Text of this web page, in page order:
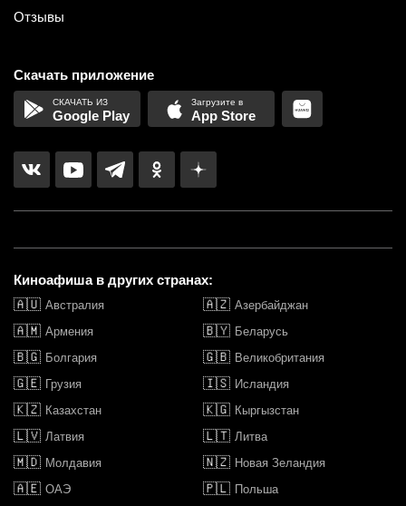
Отзывы
Скачать приложение
Google Play App Store
Киноафиша в других странах:
🇦🇺 Австралия 🇦🇿 Азербайджан
🇦🇲 Армения 🇧🇾 Беларусь
🇧🇬 Болгария 🇬🇧 Великобритания
🇬🇪 Грузия 🇮🇸 Исландия
🇰🇿 Казахстан 🇰🇬 Кыргызстан
🇱🇻 Латвия 🇱🇹 Литва
🇲🇩 Молдавия 🇳🇿 Новая Зеландия
🇦🇪 ОАЭ 🇵🇱 Польша